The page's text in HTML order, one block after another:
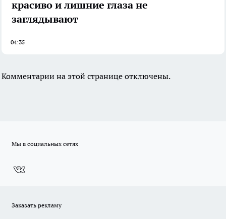
красиво и лишние глаза не
заглядывают
04:35
Комментарии на этой странице отключены.
Мы в социальных сетях
Заказать рекламу